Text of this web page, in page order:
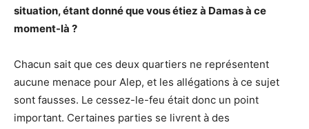
situation, étant donné que vous étiez à Damas à ce
moment-là ?
Chacun sait que ces deux quartiers ne représentent
aucune menace pour Alep, et les allégations à ce sujet
sont fausses. Le cessez-le-feu était donc un point
important. Certaines parties se livrent à des